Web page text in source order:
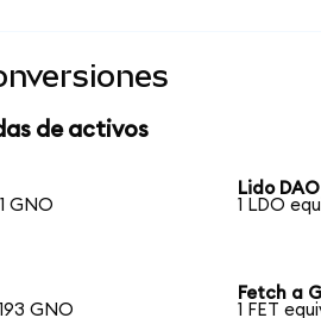
de activos
GNO
Lido
1 LDO
GNO
Fetch a
1 FET